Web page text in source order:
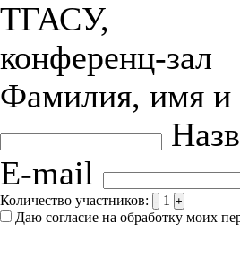
ТГАСУ,
конференц-зал
Фамилия, имя и
E-mail
Количество участников: - 1 +
Даю согласие на обработку моих